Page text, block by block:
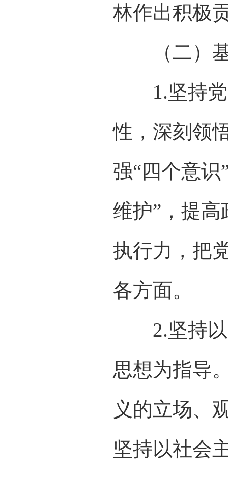
林作出积极
（二）基
1.坚持党
性，深刻领
强“四个意识
维护”，提
执行力，把
各方面。
2.坚持以
思想为指导
义的立场、
坚持以社会